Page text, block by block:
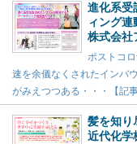
進化系受
ィング連
株式会社
ポストコ
速を余儀なくされたインバ
がみえつつある・・・【記事
髪を知り
近代化学